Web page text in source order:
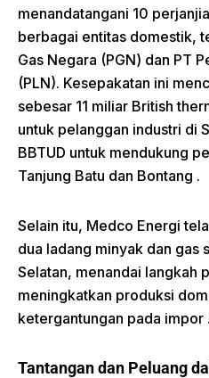
menandatangani 10
berbagai entitas domestik,
Gas Negara (PGN) dan PT
(PLN). Kesepakatan ini
sebesar 11 miliar British
untuk pelanggan industri di
BBTUD untuk mendukung
Tanjung Batu dan Bontang .
Selain itu, Medco Energi
dua ladang minyak dan gas
Selatan, menandai langkah
meningkatkan produksi
ketergantungan pada impor .
Tantangan dan Peluang